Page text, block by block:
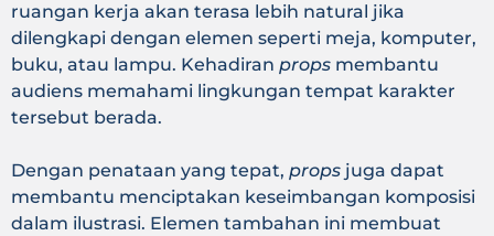
ruangan kerja akan terasa lebih natural jika
dilengkapi dengan elemen seperti meja, komputer,
buku, atau lampu. Kehadiran props membantu
audiens memahami lingkungan tempat karakter
tersebut berada.
Dengan penataan yang tepat, props juga dapat
membantu menciptakan keseimbangan komposisi
dalam ilustrasi. Elemen tambahan ini membuat